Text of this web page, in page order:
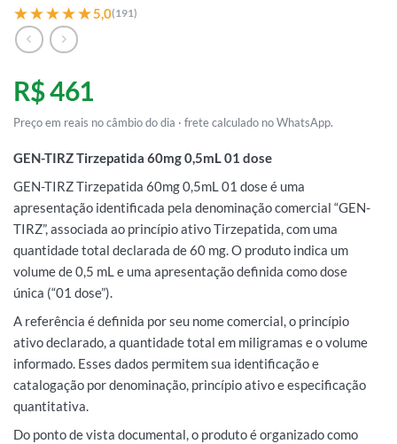
★★★★★
★★★★★5,0(191)
R$ 461
Preço em reais no câmbio do dia · frete calculado no WhatsApp.
GEN-TIRZ Tirzepatida 60mg 0,5mL 01 dose
GEN-TIRZ Tirzepatida 60mg 0,5mL 01 dose é uma
apresentação identificada pela denominação comercial “GEN-
TIRZ”, associada ao princípio ativo Tirzepatida, com uma
quantidade total declarada de 60 mg. O produto indica um
volume de 0,5 mL e uma apresentação definida como dose
única (“01 dose”).
A referência é definida por seu nome comercial, o princípio
ativo declarado, a quantidade total em miligramas e o volume
informado. Esses dados permitem sua identificação e
catalogação por denominação, princípio ativo e especificação
quantitativa.
Do ponto de vista documental, o produto é organizado como